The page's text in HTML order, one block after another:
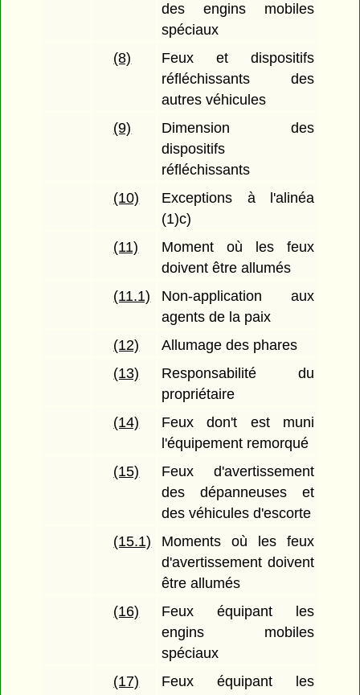
des engins mobiles
spéciaux
(8)
Feux et dispositifs
réfléchissants des
autres véhicules
(9)
Dimension des
dispositifs
réfléchissants
(10)
Exceptions à l'alinéa
(1)c)
(11)
Moment où les feux
doivent être allumés
(11.1)
Non-application aux
agents de la paix
(12)
Allumage des phares
(13)
Responsabilité du
propriétaire
(14)
Feux don't est muni
l'équipement remorqué
(15)
Feux d'avertissement
des dépanneuses et
des véhicules d'escorte
(15.1)
Moments où les feux
d'avertissement doivent
être allumés
(16)
Feux équipant les
engins mobiles
spéciaux
(17)
Feux équipant les